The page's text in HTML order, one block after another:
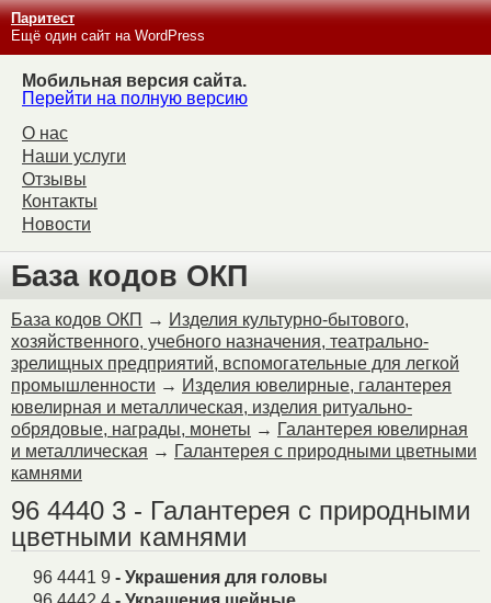
Паритест
Ещё один сайт на WordPress
Мобильная версия сайта.
Перейти на полную версию
О нас
Наши услуги
Отзывы
Контакты
Новости
База кодов ОКП
База кодов ОКП → Изделия культурно-бытового,
хозяйственного, учебного назначения, театрально-
зрелищных предприятий, вспомогательные для легкой
промышленности → Изделия ювелирные, галантерея
ювелирная и металлическая, изделия ритуально-
обрядовые, награды, монеты → Галантерея ювелирная
и металлическая → Галантерея с природными цветными
камнями
96 4440 3 - Галантерея с природными
цветными камнями
96 4441 9 - Украшения для головы